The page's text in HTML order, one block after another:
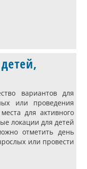
вариантов для
или проведения
для активного
локации для детей
отметить день
или провести